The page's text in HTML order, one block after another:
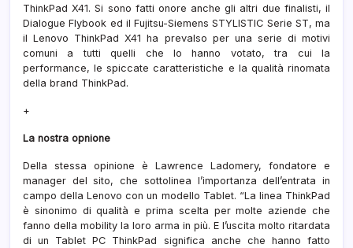
ThinkPad X41. Si sono fatti onore anche gli altri due finalisti, il
Dialogue Flybook ed il Fujitsu-Siemens STYLISTIC Serie ST, ma
il Lenovo ThinkPad X41 ha prevalso per una serie di motivi
comuni a tutti quelli che lo hanno votato, tra cui la
performance, le spiccate caratteristiche e la qualità rinomata
della brand ThinkPad.
+
La nostra opnione
Della stessa opinione è Lawrence Ladomery, fondatore e
manager del sito, che sottolinea l’importanza dell’entrata in
campo della Lenovo con un modello Tablet. “La linea ThinkPad
è sinonimo di qualità e prima scelta per molte aziende che
fanno della mobility la loro arma in più. E l’uscita molto ritardata
di un Tablet PC ThinkPad significa anche che hanno fatto